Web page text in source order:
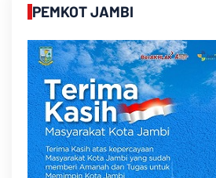
PEMKOT JAMBI